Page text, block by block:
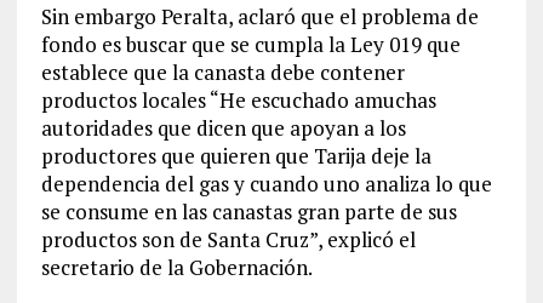
Sin embargo Peralta, aclaró que el problema de
fondo es buscar que se cumpla la Ley 019 que
establece que la canasta debe contener
productos locales “He escuchado amuchas
autoridades que dicen que apoyan a los
productores que quieren que Tarija deje la
dependencia del gas y cuando uno analiza lo que
se consume en las canastas gran parte de sus
productos son de Santa Cruz”, explicó el
secretario de la Gobernación.